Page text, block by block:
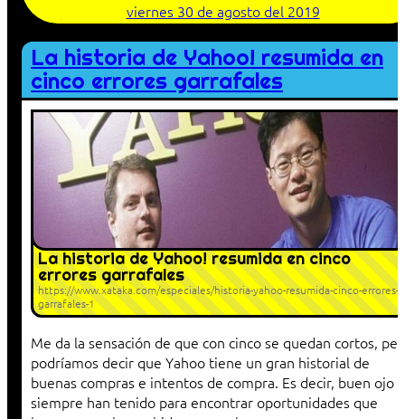
viernes 30 de agosto del 2019
La historia de Yahoo! resumida en
cinco errores garrafales
La historia de Yahoo! resumida en cinco
errores garrafales
https://www.xataka.com/especiales/historia-yahoo-resumida-cinco-errores-
garrafales-1
Me da la sensación de que con cinco se quedan cortos,
podríamos decir que Yahoo tiene un gran historial de
buenas compras e intentos de compra. Es decir, buen ojo
siempre han tenido para encontrar oportunidades que